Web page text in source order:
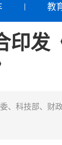
教
印发
、科技部、财